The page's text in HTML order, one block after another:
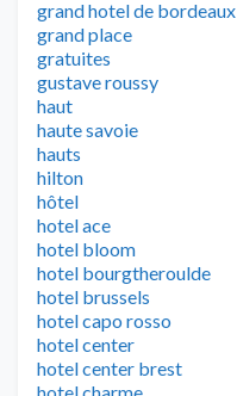
grand hotel de bordeaux
grand place
gratuites
gustave roussy
haut
haute savoie
hauts
hilton
hôtel
hotel ace
hotel bloom
hotel bourgtheroulde
hotel brussels
hotel capo rosso
hotel center
hotel center brest